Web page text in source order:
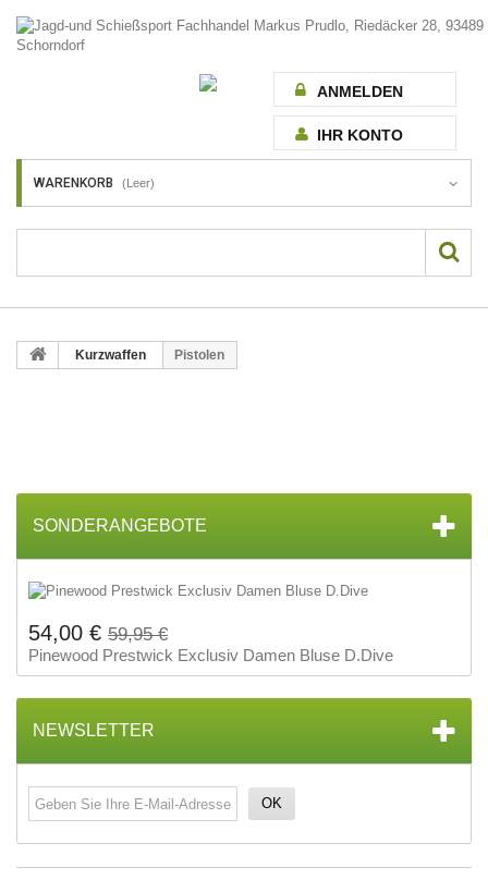
ANMELDEN
IHR KONTO
WARENKORB (Leer)
Kurzwaffen Pistolen
SONDERANGEBOTE
54,00 € 59,95 €
Pinewood Prestwick Exclusiv Damen Bluse D.Dive
NEWSLETTER
OK